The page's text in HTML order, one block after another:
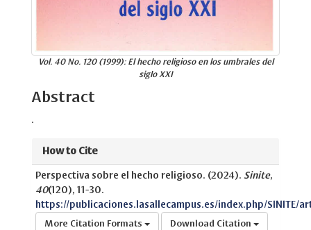
Vol. 40 No. 120 (1999): El hecho religioso en los umbrales del
siglo XXI
Abstract
.
How to Cite
Perspectiva sobre el hecho religioso. (2024). Sinite,
40(120), 11-30.
https://publicaciones.lasallecampus.es/index.php/SINITE/
More Citation Formats Download Citation